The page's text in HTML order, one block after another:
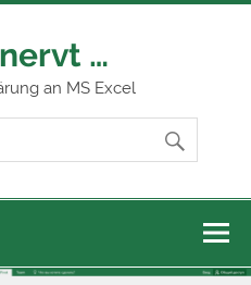
…
an MS Excel